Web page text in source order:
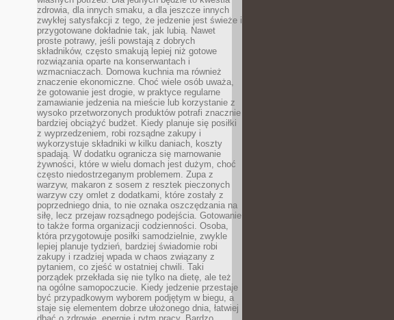
zdrowia, dla innych smaku, a dla jeszcze innych
zwykłej satysfakcji z tego, że jedzenie jest świeże i
przygotowane dokładnie tak, jak lubią. Nawet
proste potrawy, jeśli powstają z dobrych
składników, często smakują lepiej niż gotowe
rozwiązania oparte na konserwantach i
wzmacniaczach. Domowa kuchnia ma również
znaczenie ekonomiczne. Choć wiele osób uważa,
że gotowanie jest drogie, w praktyce regularne
zamawianie jedzenia na mieście lub korzystanie z
wysoko przetworzonych produktów potrafi znacznie
bardziej obciążyć budżet. Kiedy planuje się posiłki
z wyprzedzeniem, robi rozsądne zakupy i
wykorzystuje składniki w kilku daniach, koszty
spadają. W dodatku ogranicza się marnowanie
żywności, które w wielu domach jest dużym, choć
często niedostrzeganym problemem. Zupa z
warzyw, makaron z sosem z resztek pieczonych
warzyw czy omlet z dodatkami, które zostały z
poprzedniego dnia, to nie oznaka oszczędzania na
siłę, lecz przejaw rozsądnego podejścia. Gotowanie
to także forma organizacji codzienności. Osoba,
która przygotowuje posiłki samodzielnie, zwykle
lepiej planuje tydzień, bardziej świadomie robi
zakupy i rzadziej wpada w chaos związany z
pytaniem, co zjeść w ostatniej chwili. Taki
porządek przekłada się nie tylko na dietę, ale też
na ogólne samopoczucie. Kiedy jedzenie przestaje
być przypadkowym wyborem podjętym w biegu, a
staje się elementem dobrze ułożonego dnia, łatwiej